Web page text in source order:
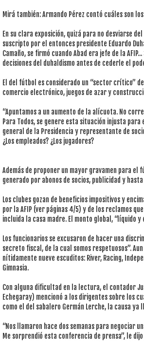
Mirá también: Armando Pérez contó cuáles son
En su clara exposición, quizá para no desviarse
suscripto por el entonces presidente Eduardo
Camaño, se firmó cuando Abad era jefe de la
decisiones del duhaldismo antes de cederle el
El del fútbol es considerado un “sector crítico”
comercio electrónico, juegos de azar y
“Apuntamos a un aumento de la alícuota. No
Para Todos, se genere esta situación injusta
general de la Presidencia y representante de
¿Los empleados? ¿Los jugadores?
Además de proponer un mayor gravamen para el
generado por abonos de socios, publicidad y
Los clubes gozan de beneficios impositivos y
por la AFIP (ver páginas 4/5) y de los reclamos
incluida la casa madre. El monto global, “líquido y
Los funcionarios se excusaron de hacer una
secreto fiscal, de la cual somos respetuosos”.
nítidamente nueve escuditos: River, Racing,
Gimnasia.
Con alguna dificultad en la lectura, el contador
Echegaray) mencionó a los dirigentes sobre los
como el del sabalero Germán Lerche, la causa ya
“Nos llamaron hace dos semanas para negociar
Me sorprendió esta conferencia de prensa”, le